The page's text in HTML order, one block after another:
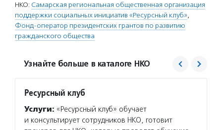
НКО: Самарская региональная общественная организация
поддержки социальных инициатив «Ресурсный клуб»,
Фонд-оператор президентских грантов по развитию
гражданского общества
Узнайте больше в каталоге НКО
Ресурсный клуб
Услуги: «Ресурсный клуб» обучает
и консультирует сотрудников НКО, готовит